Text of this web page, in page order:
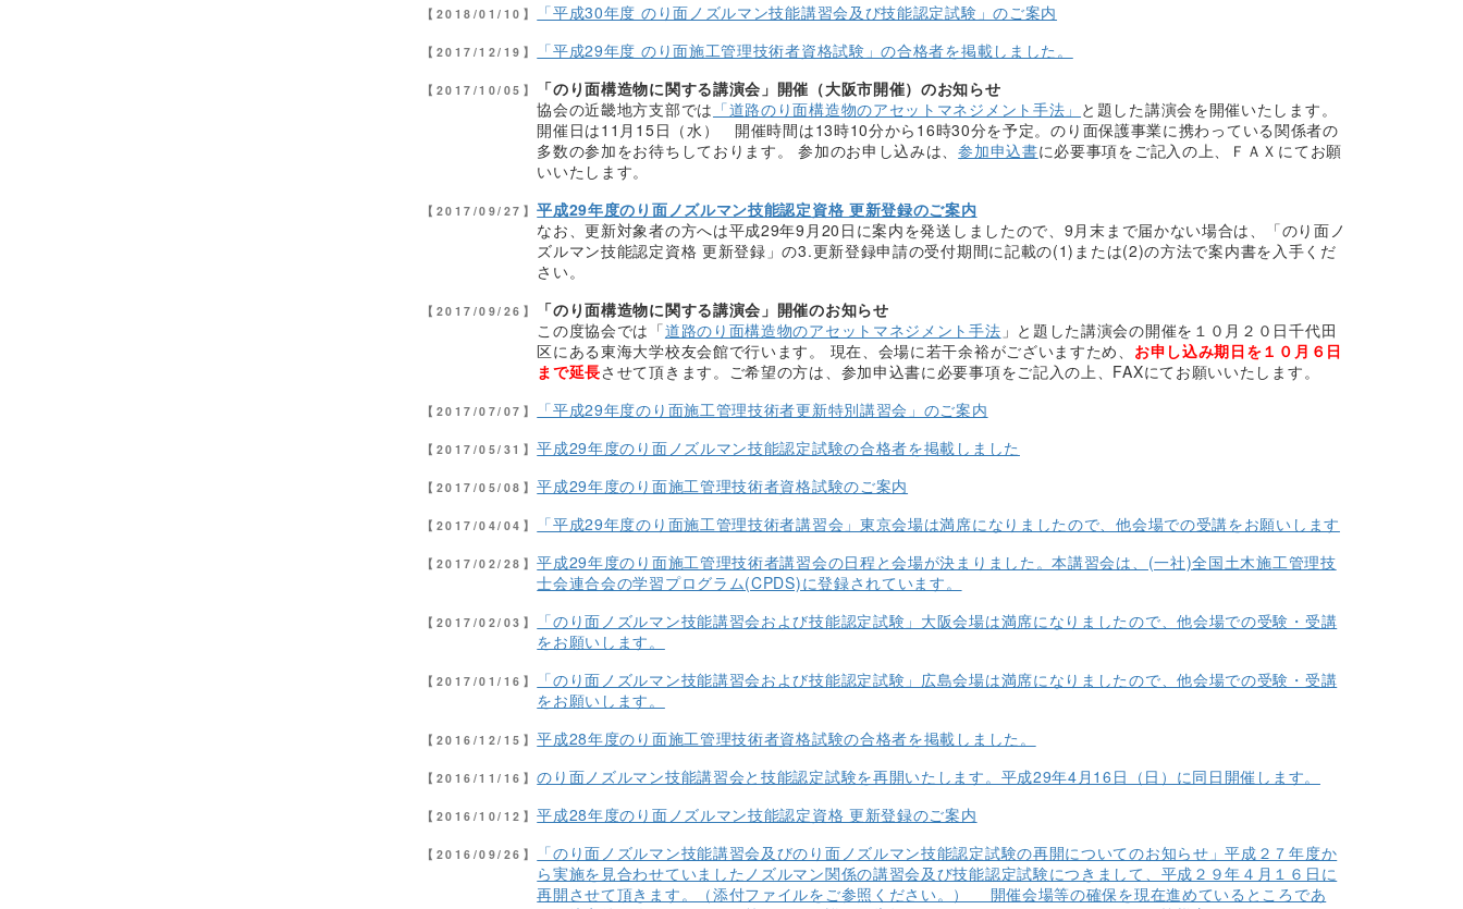
【2018/01/10】 「平成30年度 のり面ノズルマン技能講習会及び技能認定試験」のご案内
【2017/12/19】 「平成29年度 のり面施工管理技術者資格試験」の合格者を掲載しました。
【2017/10/05】
「のり面構造物に関する講演会」開催（大阪市開催）のお知らせ
協会の近畿地方支部では 「道路のり面構造物のアセットマネジメント手法」 と題した講演会を開催いたします。
開催日は11月15日（水） 開催時間は13時10分から16時30分を予定。のり面保護事業に携わっている関係者の
多数の参加をお待ちしております。 参加のお申し込みは、参加申込書に必要事項をご記入の上、ＦＡＸにてお願
いいたします。
【2017/09/27】平成29年度のり面ノズルマン技能認定資格 更新登録のご案内
なお、更新対象者の方へは平成29年9月20日に案内を発送しましたので、9月末まで届かない場合は、「のり面ノ
ズルマン技能認定資格 更新登録」の3.更新登録申請の受付期間に記載の(1)または(2)の方法で案内書を入手くだ
さい。
【2017/09/26】
「のり面構造物に関する講演会」開催のお知らせ
この度協会では「道路のり面構造物のアセットマネジメント手法 」と題した講演会の開催を１０月２０日千代田
区にある東海大学校友会館で行います。 現在、会場に若干余裕がございますため、 お申し込み期日を１０月６日
まで延長させて頂きます。ご希望の方は、参加申込書に必要事項をご記入の上、FAXにてお願いいたします。
【2017/07/07】 「平成29年度のり面施工管理技術者更新特別講習会」のご案内
【2017/05/31】平成29年度のり面ノズルマン技能認定試験の合格者を掲載しました
【2017/05/08】平成29年度のり面施工管理技術者資格試験のご案内
【2017/04/04】 「平成29年度のり面施工管理技術者講習会」東京会場は満席になりましたので、他会場での受講をお願いします
【2017/02/28】平成29年度のり面施工管理技術者講習会の日程と会場が決まりました。本講習会は、(一社)全国土木施工管理技
士会連合会の学習プログラム(CPDS)に登録されています。
【2017/02/03】
「のり面ノズルマン技能講習会および技能認定試験」大阪会場は満席になりましたので、他会場での受験・受講
をお願いします。
【2017/01/16】
「のり面ノズルマン技能講習会および技能認定試験」広島会場は満席になりましたので、他会場での受験・受講
をお願いします。
【2016/12/15】平成28年度のり面施工管理技術者資格試験の合格者を掲載しました。
【2016/11/16】のり面ノズルマン技能講習会と技能認定試験を再開いたします。平成29年4月16日（日）に同日開催します。
【2016/10/12】平成28年度のり面ノズルマン技能認定資格 更新登録のご案内
【2016/09/26】
「のり面ノズルマン技能講習会及びのり面ノズルマン技能認定試験の再開についてのお知らせ」平成２７年度か
ら実施を見合わせていましたノズルマン関係の講習会及び技能認定試験につきまして、平成２９年４月１６日に
再開させて頂きます。（添付ファイルをご参照ください。） 開催会場等の確保を現在進めているところであ